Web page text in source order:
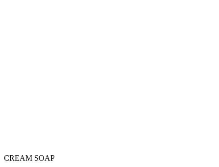
CREAM SOAP